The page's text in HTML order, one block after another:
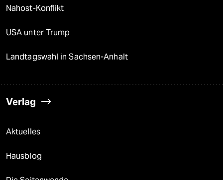
Nahost-Konflikt
USA unter Trump
Landtagswahl in Sachsen-Anhalt
Verlag
Aktuelles
Hausblog